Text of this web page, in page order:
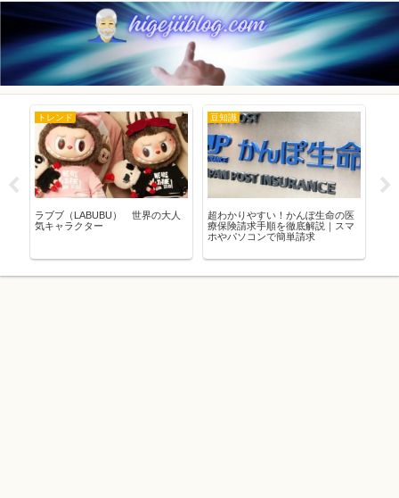
トレンド
ラブブ（LABUBU） 世界の大人
気キャラクター
豆知識
超わかりやすい！かんぽ生命の医
療保険請求手順を徹底解説｜スマ
ホやパソコンで簡単請求